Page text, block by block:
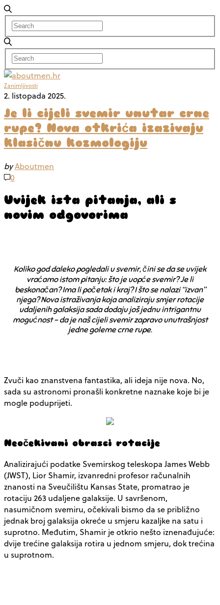
Zanimljivosti
2. listopada 2025.
Je li cijeli svemir unutar crne
rupe? Nova otkrića izazivaju
klasičnu kozmologiju
byAboutmen
0
Uvijek ista pitanja, ali s
novim odgovorima
Koliko god daleko pogledali u svemir, čini se da se uvijek
vraćamo istom pitanju: što je uopće svemir? Je li
beskonačan? Ima li početak i kraj? I što se nalazi “izvan”
njega? Nova istraživanja koja analiziraju smjer rotacije
udaljenih galaksija sada dodaju još jednu intrigantnu
mogućnost – da je naš cijeli svemir zapravo unutrašnjost
jedne goleme crne rupe.
Zvuči kao znanstvena fantastika, ali ideja nije nova. No,
sada su astronomi pronašli konkretne naznake koje bi je
mogle poduprijeti.
Neočekivani obrasci rotacije
Analizirajući podatke Svemirskog teleskopa James Webb
(JWST), Lior Shamir, izvanredni profesor računalnih
znanosti na Sveučilištu Kansas State, promatrao je
rotaciju 263 udaljene galaksije. U savršenom,
nasumičnom svemiru, očekivali bismo da se približno
jednak broj galaksija okreće u smjeru kazaljke na satu i
suprotno. Međutim, Shamir je otkrio nešto iznenađujuće:
dvije trećine galaksija rotira u jednom smjeru, dok trećina
u suprotnom.